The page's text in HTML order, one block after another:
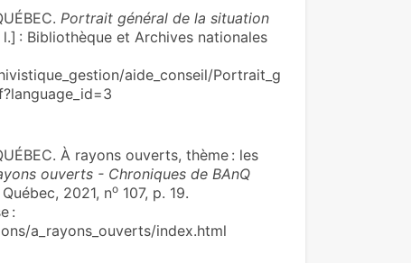
Portrait général de la situation
: Bibliothèque et Archives nationales
aide_conseil/Portrait_g
À rayons ouverts, thème : les
ouverts - Chroniques de BAnQ
2021, no107, p. 19.
:
a_rayons_ouverts/index.html